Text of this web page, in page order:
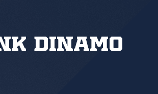
Dinamo